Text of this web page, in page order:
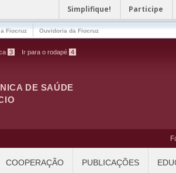
Simplifique! Participe
Fiocruz Ouvidoria da Fiocruz
3 Ir para o rodapé 4
DE SAÚDE
COOPERAÇÃO PUBLICAÇÕES